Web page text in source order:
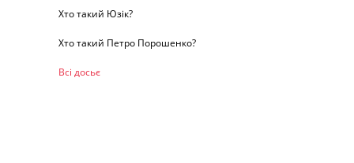
Хто такий Юзік?
Хто такий Петро Порошенко?
Всі досьє